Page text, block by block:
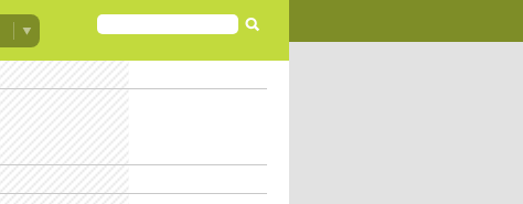
FORMULAIRE
DE
RECHERCHE